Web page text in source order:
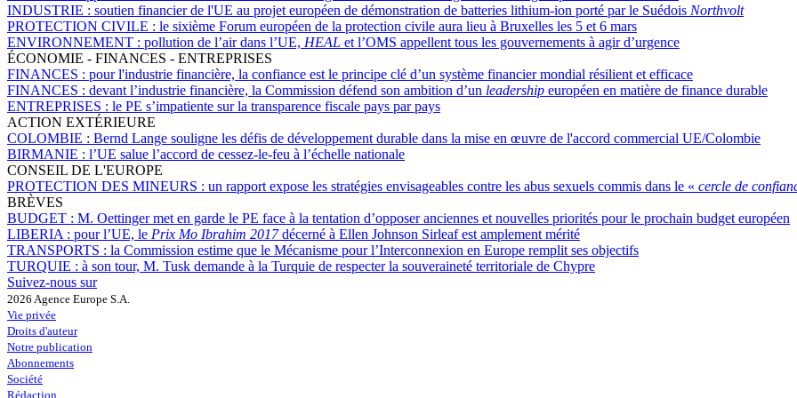
INDUSTRIE : soutien financier de l'UE au projet européen de démonstration de batteries lithium-ion porté par le Suédois Northvolt
PROTECTION CIVILE : le sixième Forum européen de la protection civile aura lieu à Bruxelles les 5 et 6 mars
ENVIRONNEMENT : pollution de l’air dans l’UE, HEAL et l’OMS appellent tous les gouvernements à agir d’urgence
ÉCONOMIE - FINANCES - ENTREPRISES
FINANCES : pour l'industrie financière, la confiance est le principe clé d’un système financier mondial résilient et efficace
FINANCES : devant l’industrie financière, la Commission défend son ambition d’un leadership européen en matière de finance durable
ENTREPRISES : le PE s’impatiente sur la transparence fiscale pays par pays
ACTION EXTÉRIEURE
COLOMBIE : Bernd Lange souligne les défis de développement durable dans la mise en œuvre de l'accord commercial UE/Colombie
BIRMANIE : l’UE salue l’accord de cessez-le-feu à l’échelle nationale
CONSEIL DE L'EUROPE
PROTECTION DES MINEURS : un rapport expose les stratégies envisageables contre les abus sexuels commis dans le « cercle de
BRÈVES
BUDGET : M. Oettinger met en garde le PE face à la tentation d’opposer anciennes et nouvelles priorités pour le prochain budget européen
LIBERIA : pour l’UE, le Prix Mo Ibrahim 2017décerné à Ellen Johnson Sirleaf est amplement mérité
TRANSPORTS : la Commission estime que le Mécanisme pour l’Interconnexion en Europe remplit ses objectifs
TURQUIE : à son tour, M. Tusk demande à la Turquie de respecter la souveraineté territoriale de Chypre
Suivez-nous sur
2026 Agence Europe S.A.
Vie privée
Droits d'auteur
Notre publication
Abonnements
Société
Rédaction